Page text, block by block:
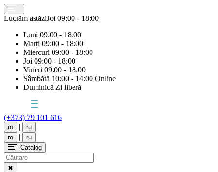
Lucrăm astăziJoi 09:00 - 18:00
Luni 09:00 - 18:00
Marți 09:00 - 18:00
Miercuri 09:00 - 18:00
Joi 09:00 - 18:00
Vineri 09:00 - 18:00
Sâmbătă 10:00 - 14:00 Online
Duminică Zi liberă
(+373) 79 101 616
ro |
ru
ro
|
ru
Catalog
✖